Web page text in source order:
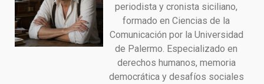
periodista y cronista siciliano,
formado en Ciencias de la
Comunicación por la Universidad
de Palermo. Especializado en
derechos humanos, memoria
democrática y desafíos sociales